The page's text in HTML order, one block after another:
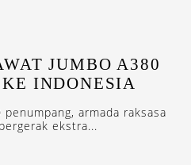
JUMBO A380
INDONESIA
armada raksasa
ekstra...